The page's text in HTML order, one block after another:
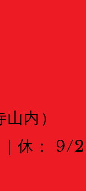
内）
休： 9/